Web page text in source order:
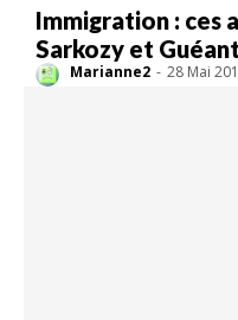
Immigration : ces
Sarkozy et Guéant
Marianne2 - 28 Mai